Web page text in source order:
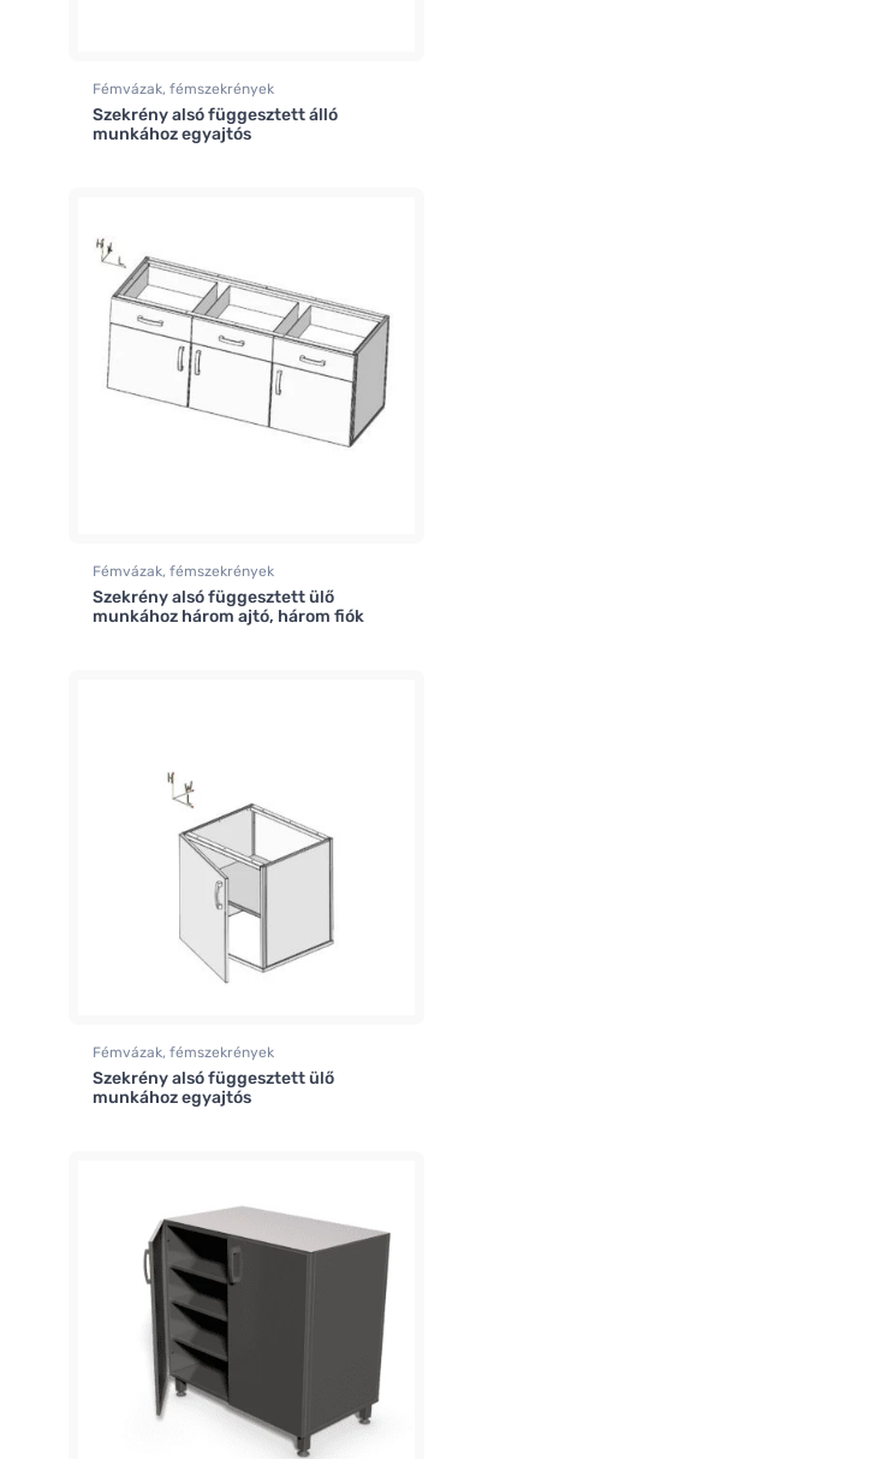
Fémvázak, fémszekrények
Szekrény alsó függesztett álló
munkához egyajtós
Fémvázak, fémszekrények
Szekrény alsó függesztett ülő
munkához három ajtó, három fiók
Fémvázak, fémszekrények
Szekrény alsó függesztett ülő
munkához egyajtós